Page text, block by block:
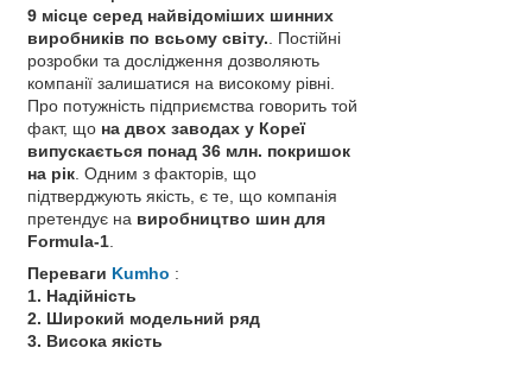
9 місце серед найвідоміших шинних
виробників по всьому світу. . Постійні
розробки та дослідження дозволяють
компанії залишатися на високому рівні.
Про потужність підприємства говорить той
факт, що на двох заводах у Кореї
випускається понад 36 млн. покришок
на рік . Одним з факторів, що
підтверджують якість, є те, що компанія
претендує на виробництво шин для
Formula-1
Переваги Kumho :
1. Надійність
2. Широкий модельний ряд
3. Висока якість